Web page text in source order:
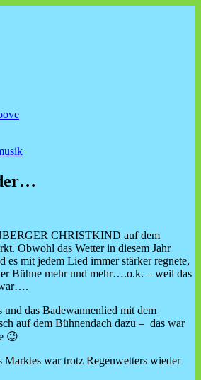
aus Nürnberg – Kinderkonzerte,
und Mitsingen
CHRISTKIND auf dem
Obwohl das Wetter in diesem Jahr
es mit jedem Lied immer stärker regnete,
Bühne mehr und mehr….o.k. – weil das
und das Badewannenlied mit dem
auf dem Bühnendach dazu – das war
😉
Marktes war trotz Regenwetters wieder